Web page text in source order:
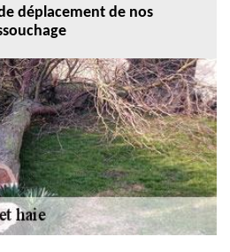
déplacement de nos